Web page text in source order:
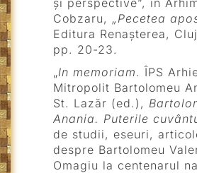
și perspective”, în
Cobzaru, „Pecetea
Editura Renașterea,
pp. 20-23.
„In memoriam. ÎPS
Mitropolit Bartolomeu
St. Lazăr (ed.),
Anania. Puterile
de studii, eseuri,
despre Bartolomeu
Omagiu la centenarul